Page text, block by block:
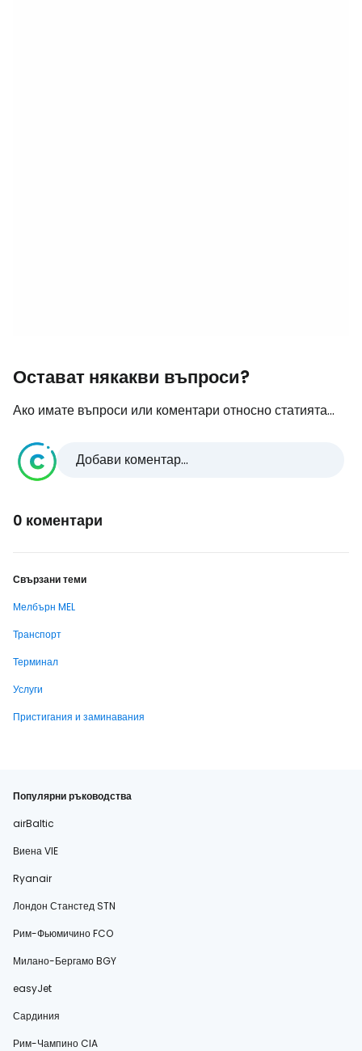
Остават някакви въпроси?
Ако имате въпроси или коментари относно статията...
Добави коментар...
0 коментари
Свързани теми
Мелбърн MEL
Транспорт
Терминал
Услуги
Пристигания и заминавания
Популярни ръководства
airBaltic
Виена VIE
Ryanair
Лондон Станстед STN
Рим-Фьюмичино FCO
Милано-Бергамо BGY
easyJet
Сардиния
Рим-Чампино CIA